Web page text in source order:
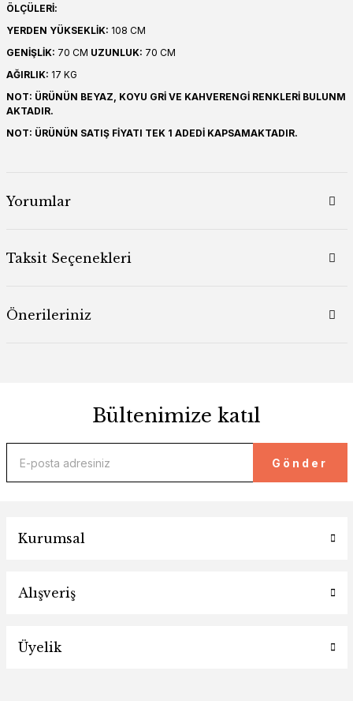
ÖLÇÜLERİ:
YERDEN YÜKSEKLİK: 108 CM
GENİŞLİK: 70 CM UZUNLUK: 70 CM
AĞIRLIK: 17 KG
NOT: ÜRÜNÜN BEYAZ, KOYU GRİ VE KAHVERENGİ RENKLERİ BULUNM
AKTADIR.
NOT: ÜRÜNÜN SATIŞ FİYATI TEK 1 ADEDİ KAPSAMAKTADIR.
Yorumlar
Taksit Seçenekleri
Önerileriniz
Bültenimize katıl
Gönder
Kurumsal
Alışveriş
Üyelik